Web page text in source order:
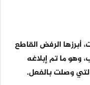
أبرزها الرفض القاطع
وهو ما تم إبلاغه
وصلت بالفعل.